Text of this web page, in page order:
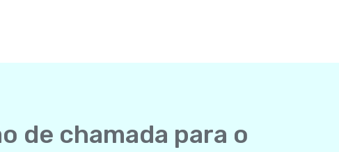
de chamada para o